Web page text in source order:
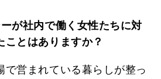
が社内で働く女性たちに対
ことはありますか？
で営まれている暮らしが整っ